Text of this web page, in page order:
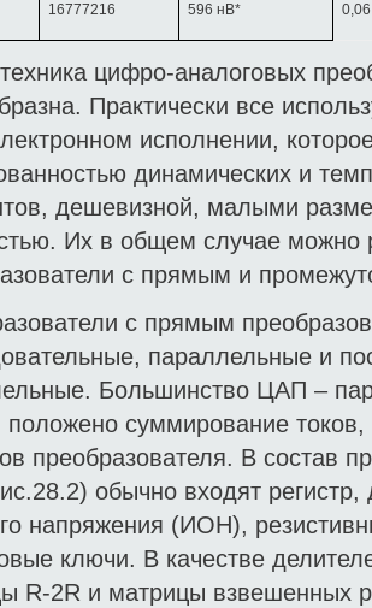
16777216 596 нВ* 0,06
цифро-аналоговых
Практически все
исполнении,
динамических и
дешевизной, малыми
Их в общем случае можно
с прямым и
с прямым
параллельные и
Большинство ЦАП –
положено суммирование
преобразователя. В состав
обычно входят
напряжения (ИОН),
ключи. В качестве
R-2R и матрицы взвешенных